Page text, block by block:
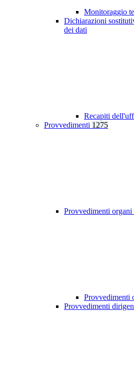
Monitoraggio
Dichiarazioni
dei dati
Recapiti
Provvedimenti 1275
Provvedimenti
Provvedimenti
Provvedimenti